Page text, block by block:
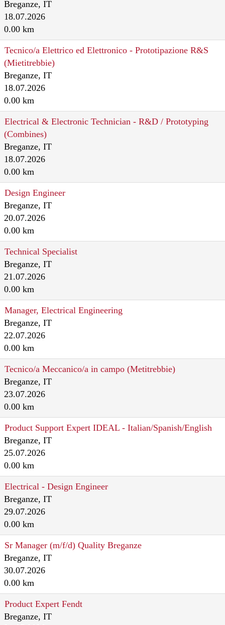
Breganze, IT
18.07.2026
0.00 km
Tecnico/a Elettrico ed Elettronico - Prototipazione R&S
(Mietitrebbie)
Breganze, IT
18.07.2026
0.00 km
Electrical & Electronic Technician - R&D / Prototyping
(Combines)
Breganze, IT
18.07.2026
0.00 km
Design Engineer
Breganze, IT
20.07.2026
0.00 km
Technical Specialist
Breganze, IT
21.07.2026
0.00 km
Manager, Electrical Engineering
Breganze, IT
22.07.2026
0.00 km
Tecnico/a Meccanico/a in campo (Metitrebbie)
Breganze, IT
23.07.2026
0.00 km
Product Support Expert IDEAL - Italian/Spanish/English
Breganze, IT
25.07.2026
0.00 km
Electrical - Design Engineer
Breganze, IT
29.07.2026
0.00 km
Sr Manager (m/f/d) Quality Breganze
Breganze, IT
30.07.2026
0.00 km
Product Expert Fendt
Breganze, IT